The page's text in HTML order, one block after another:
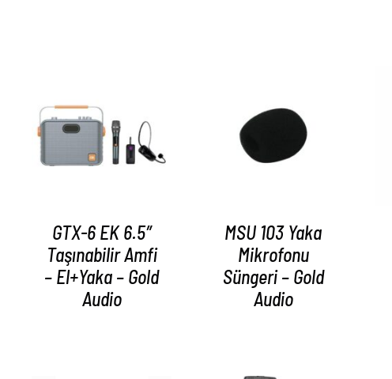
AYRINTILAR
GTX-6 EK 6.5″
Taşınabilir Amfi
– El+Yaka – Gold
Audio
AYRINTILAR
MSU 103 Yaka
Mikrofonu
Süngeri – Gold
Audio